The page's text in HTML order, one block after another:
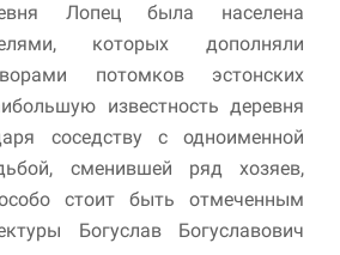
Лопец была населена
которых дополняли
потомков эстонских
известность деревня
соседству с одноименной
сменившей ряд хозяев,
стоит быть отмеченным
Богуслав Богуславович